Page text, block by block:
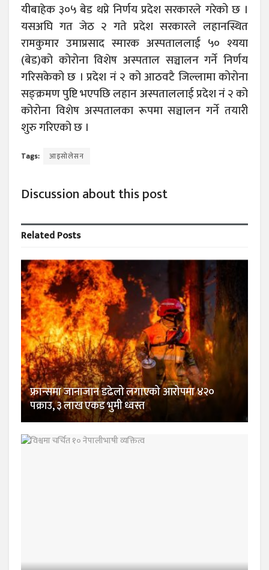
यीबाहेक ३०५ बेड थप्ने निर्णय प्रदेश सरकारले गरेको छ ।
यसअघि गत जेठ २ गते प्रदेश सरकारले लहानस्थित
रामकुमार उमाप्रसाद स्मारक अस्पताललाई ५० श्यया
(बेड)को कोरोना विशेष अस्पताल सञ्चालन गर्ने निर्णय
गरिसकेको छ । प्रदेश नं २ को आठवटै जिल्लामा कोरोना
सङ्क्रमण पुष्टि भएपछि लहान अस्पताललाई प्रदेश नं २ को
कोरोना विशेष अस्पतालका रूपमा सञ्चालन गर्ने तयारी
शुरु गरिएको छ ।
Tags: आइसोलेसन
Discussion about this post
RelatedPosts
फ्रान्समा जानाजान डढेलो लगाएको आरोपमा ४२०
पक्राउ, ३ लाख एकड भुमी ध्वस्त